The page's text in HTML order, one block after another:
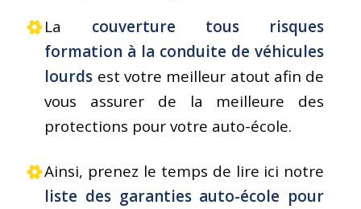
La couverture tous risques
formation à la conduite de véhicules
lourds est votre meilleur atout afin de
vous assurer de la meilleure des
protections pour votre auto-école.
Ainsi, prenez le temps de lire ici notre
liste des garanties auto-école pour